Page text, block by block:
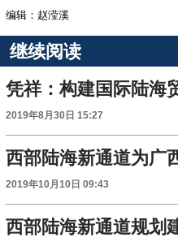
编辑：赵滢溪
继续阅读
2019年8月30日 15:27
西部陆海新通道为广
2019年10月10日 09:43
西部陆海新通道规划